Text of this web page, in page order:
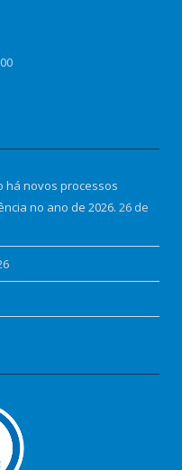
há novos processos
no ano de 2026. 26 de